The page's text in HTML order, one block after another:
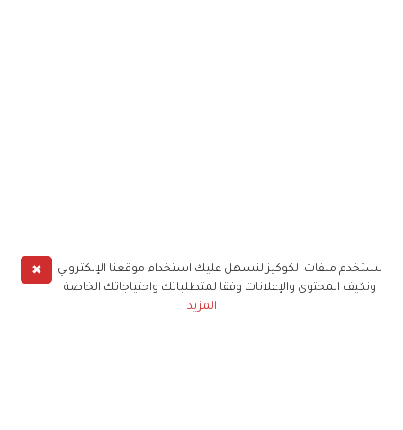
✖
نستخدم ملفات الكوكيز لنسهل عليك استخدام موقعنا الإلكتروني
ونكيف المحتوى والإعلانات وفقا لمتطلباتك واحتياجاتك الخاصة
المزيد